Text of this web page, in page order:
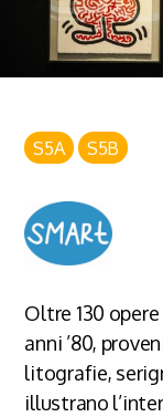
S5A S5B
Oltre 130
anni ’80,
litografie,
illustrano